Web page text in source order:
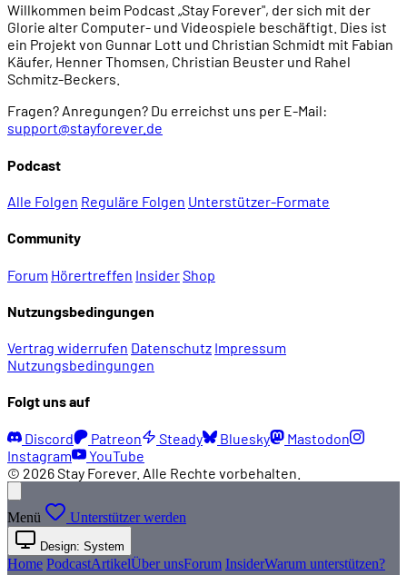
Willkommen beim Podcast „Stay Forever", der sich mit der
Glorie alter Computer- und Videospiele beschäftigt. Dies ist
ein Projekt von Gunnar Lott und Christian Schmidt mit Fabian
Käufer, Henner Thomsen, Christian Beuster und Rahel
Schmitz-Beckers.
Fragen? Anregungen? Du erreichst uns per E-Mail:
support@stayforever.de
Podcast
Alle Folgen Reguläre Folgen Unterstützer-Formate
Community
Forum Hörertreffen InsiderShop
Nutzungsbedingungen
Vertrag widerrufen Datenschutz Impressum
Nutzungsbedingungen
Folgt uns auf
Discord Patreon Steady Bluesky
Mastodon
Instagram
YouTube
© 2026 Stay Forever. Alle Rechte vorbehalten.
Menü Unterstützer werden
Design: System
Home PodcastArtikelÜber unsForum InsiderWarum unterstützen?